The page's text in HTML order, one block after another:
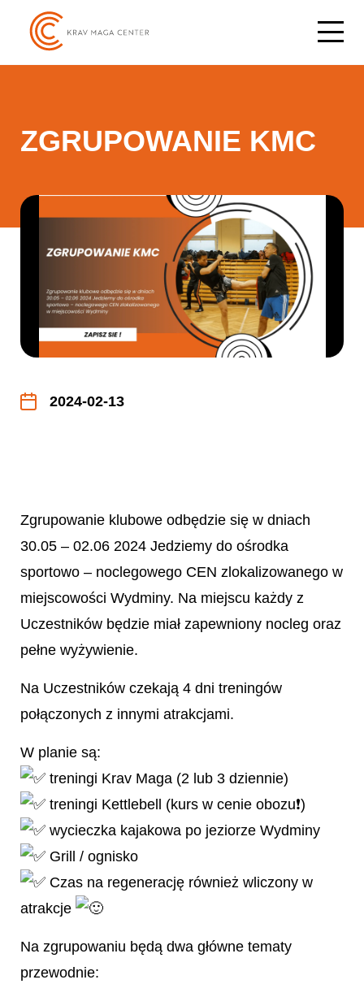
ZGRUPOWANIE KMC
2024-02-13
Zgrupowanie klubowe odbędzie się w dniach
30.05 – 02.06 2024 Jedziemy do ośrodka
sportowo – noclegowego CEN zlokalizowanego w
miejscowości Wydminy. Na miejscu każdy z
Uczestników będzie miał zapewniony nocleg oraz
pełne wyżywienie.
Na Uczestników czekają 4 dni treningów
połączonych z innymi atrakcjami.
W planie są:
treningi Krav Maga (2 lub 3 dziennie)
treningi Kettlebell (kurs w cenie obozu❗️)
wycieczka kajakowa po jeziorze Wydminy
Grill / ognisko
Czas na regenerację również wliczony w
atrakcje
Na zgrupowaniu będą dwa główne tematy
przewodnie: